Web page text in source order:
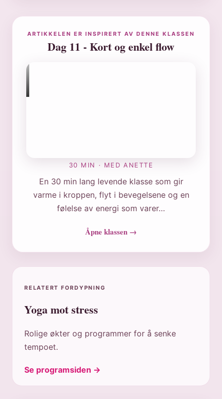
ARTIKKELEN ER INSPIRERT AV DENNE KLASSEN
Dag 11 - Kort og enkel flow
30 MIN · MED ANETTE
En 30 min lang levende klasse som gir
varme i kroppen, flyt i bevegelsene og en
følelse av energi som varer…
Åpne klassen →
RELATERT FORDYPNING
Yoga mot stress
Rolige økter og programmer for å senke
tempoet.
Se programsiden →